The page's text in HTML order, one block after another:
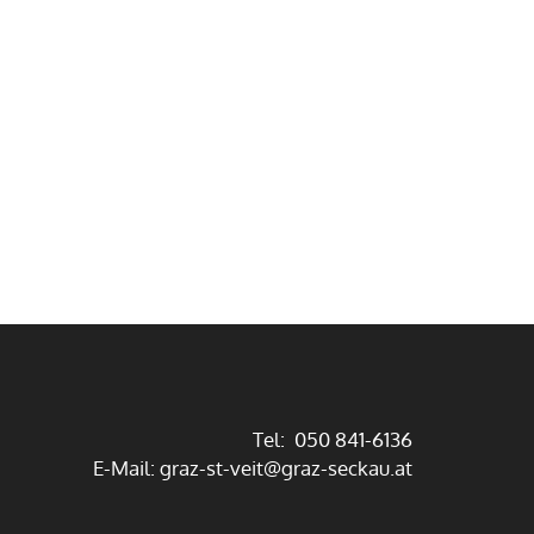
Tel: 050 841-6136
E-Mail: graz-st-veit@graz-seckau.at